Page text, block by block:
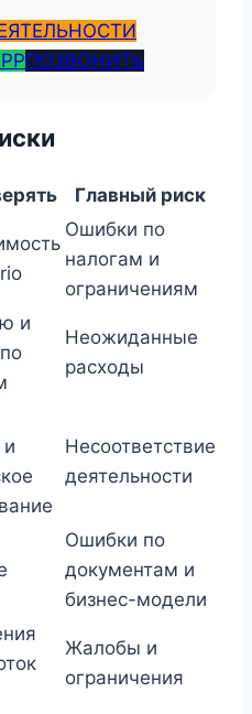
ПОЗВОНИТЬ
Главный риск
Ошибки по
налогам и
ограничениям
и
Неожиданные
расходы
и
Несоответствие
деятельности
Ошибки по
документам и
бизнес-модели
Жалобы и
ограничения